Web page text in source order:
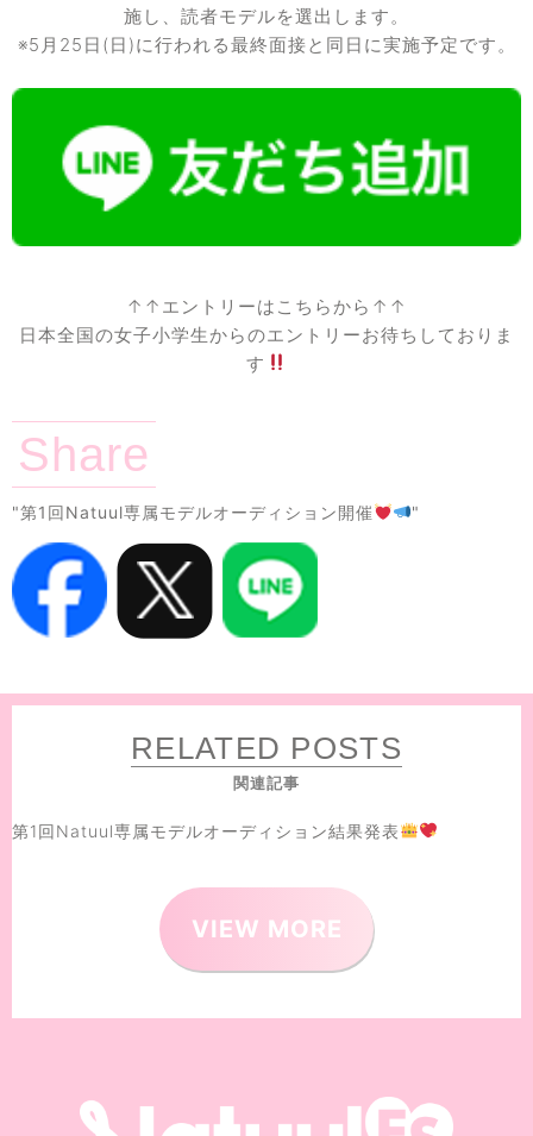
施し、読者モデルを選出します。
※5月25日(日)に行われる最終面接と同日に実施予定です。
↑↑エントリーはこちらから↑↑
日本全国の女子小学生からのエントリーお待ちしておりま
す
Share
"第1回Natuul専属モデルオーディション開催 "
RELATED POSTS
関連記事
第1回Natuul専属モデルオーディション結果発表
VIEW MORE